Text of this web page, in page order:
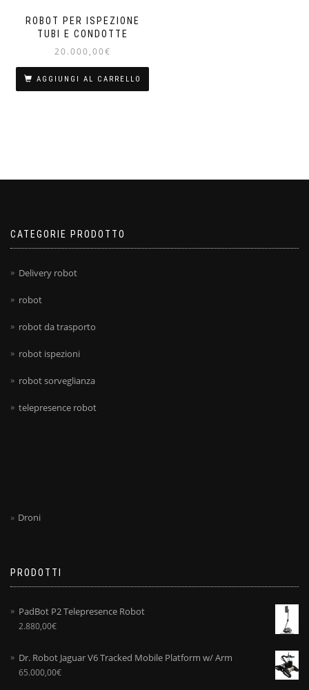
ROBOT PER ISPEZIONE
TUBI E CONDOTTE
20.000,00€
AGGIUNGI AL CARRELLO
CATEGORIE PRODOTTO
Delivery robot
robot
robot da trasporto
robot ispezioni
robot sorveglianza
telepresence robot
Droni
PRODOTTI
PadBot P2 Telepresence Robot
2.880,00€
Dr. Robot Jaguar V6 Tracked Mobile Platform w/ Arm
65.000,00€